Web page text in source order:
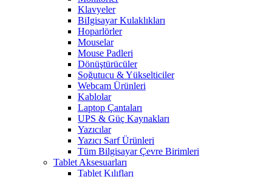
Klavyeler
BiIgisayar Kulaklıkları
Hoparlörler
Mouselar
Mouse Padleri
Dönüştürücüler
Soğutucu & Yükselticiler
Webcam Ürünleri
Kablolar
Laptop Çantaları
UPS & Güç Kaynakları
Yazıcılar
Yazıcı Sarf Ürünleri
Tüm Bilgisayar Çevre Birimleri
Tablet Aksesuarları
Tablet Kılıfları